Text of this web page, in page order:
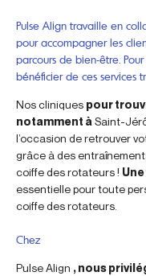
Pulse Align travaille en
pour accompagner les
parcours de bien-être.
bénéficier de ces services
Nos cliniques pour
notamment à Saint-
l’occasion de retrouver
grâce à des
coiffe des rotateurs !
essentielle pour toute
coiffe des rotateurs.
Chez
Pulse Align , nous